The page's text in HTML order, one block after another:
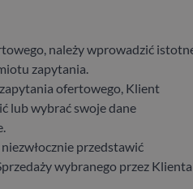
należy wprowadzić
zapytania.
ofertowego, Klient
lub wybrać swoje dane
przedstawić
wybranego przez Klienta